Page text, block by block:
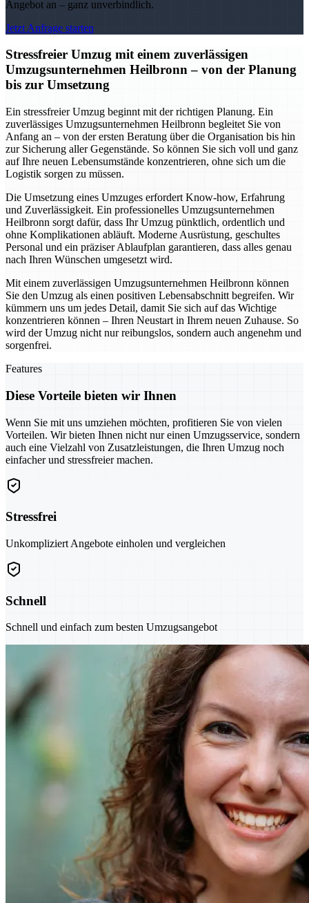
Angebot an – ganz unverbindlich.
Jetzt Anfrage starten
Stressfreier Umzug mit einem zuverlässigen
Umzugsunternehmen Heilbronn – von der Planung
bis zur Umsetzung
Ein stressfreier Umzug beginnt mit der richtigen Planung. Ein
zuverlässiges Umzugsunternehmen Heilbronn begleitet Sie von
Anfang an – von der ersten Beratung über die Organisation bis hin
zur Sicherung aller Gegenstände. So können Sie sich voll und ganz
auf Ihre neuen Lebensumstände konzentrieren, ohne sich um die
Logistik sorgen zu müssen.
Die Umsetzung eines Umzuges erfordert Know-how, Erfahrung
und Zuverlässigkeit. Ein professionelles Umzugsunternehmen
Heilbronn sorgt dafür, dass Ihr Umzug pünktlich, ordentlich und
ohne Komplikationen abläuft. Moderne Ausrüstung, geschultes
Personal und ein präziser Ablaufplan garantieren, dass alles genau
nach Ihren Wünschen umgesetzt wird.
Mit einem zuverlässigen Umzugsunternehmen Heilbronn können
Sie den Umzug als einen positiven Lebensabschnitt begreifen. Wir
kümmern uns um jedes Detail, damit Sie sich auf das Wichtige
konzentrieren können – Ihren Neustart in Ihrem neuen Zuhause. So
wird der Umzug nicht nur reibungslos, sondern auch angenehm und
sorgenfrei.
Features
Diese Vorteile bieten wir Ihnen
Wenn Sie mit uns umziehen möchten, profitieren Sie von vielen
Vorteilen. Wir bieten Ihnen nicht nur einen Umzugsservice, sondern
auch eine Vielzahl von Zusatzleistungen, die Ihren Umzug noch
einfacher und stressfreier machen.
Stressfrei
Unkompliziert Angebote einholen und vergleichen
Schnell
Schnell und einfach zum besten Umzugsangebot